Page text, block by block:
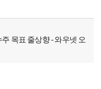
목표 줄상향 - 와우넷 오